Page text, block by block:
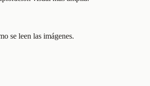
se leen las imágenes.